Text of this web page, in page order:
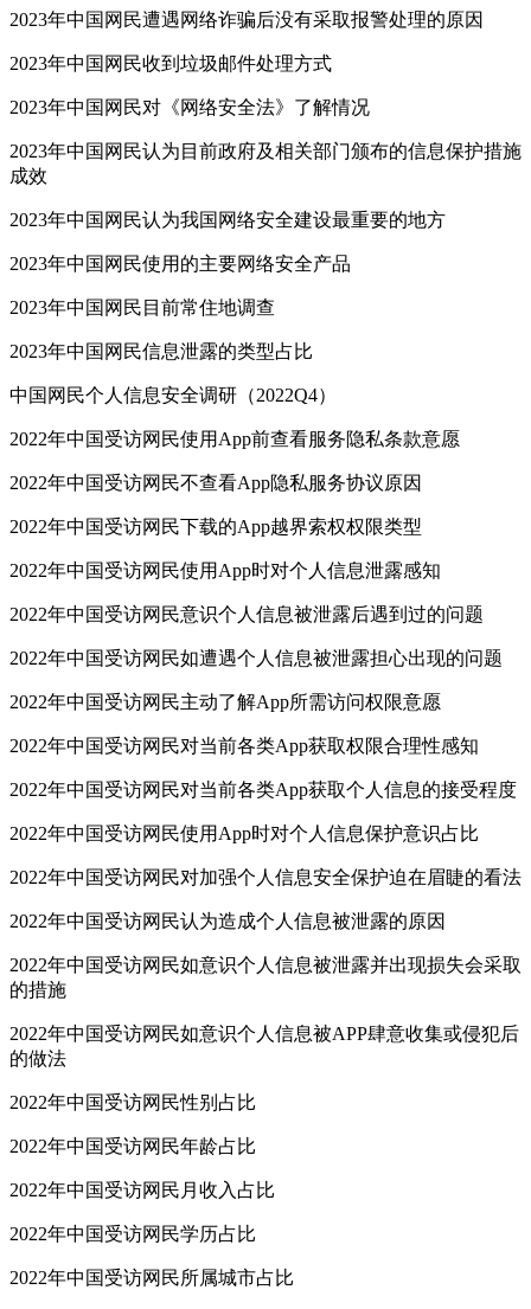
2023年中国网民遭遇网络诈骗后没有采取报警处理的原因
2023年中国网民收到垃圾邮件处理方式
2023年中国网民对《网络安全法》了解情况
2023年中国网民认为目前政府及相关部门颁布的信息保护措施
成效
2023年中国网民认为我国网络安全建设最重要的地方
2023年中国网民使用的主要网络安全产品
2023年中国网民目前常住地调查
2023年中国网民信息泄露的类型占比
中国网民个人信息安全调研（2022Q4）
2022年中国受访网民使用App前查看服务隐私条款意愿
2022年中国受访网民不查看App隐私服务协议原因
2022年中国受访网民下载的App越界索权权限类型
2022年中国受访网民使用App时对个人信息泄露感知
2022年中国受访网民意识个人信息被泄露后遇到过的问题
2022年中国受访网民如遭遇个人信息被泄露担心出现的问题
2022年中国受访网民主动了解App所需访问权限意愿
2022年中国受访网民对当前各类App获取权限合理性感知
2022年中国受访网民对当前各类App获取个人信息的接受程度
2022年中国受访网民使用App时对个人信息保护意识占比
2022年中国受访网民对加强个人信息安全保护迫在眉睫的看法
2022年中国受访网民认为造成个人信息被泄露的原因
2022年中国受访网民如意识个人信息被泄露并出现损失会采取
的措施
2022年中国受访网民如意识个人信息被APP肆意收集或侵犯后
的做法
2022年中国受访网民性别占比
2022年中国受访网民年龄占比
2022年中国受访网民月收入占比
2022年中国受访网民学历占比
2022年中国受访网民所属城市占比